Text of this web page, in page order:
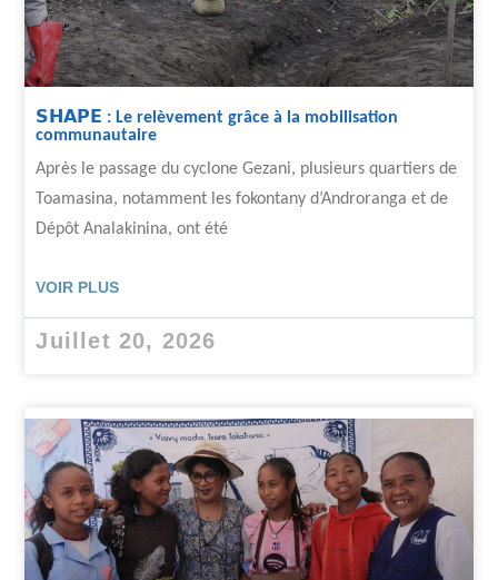
𝗦𝗛𝗔𝗣𝗘 : Le relèvement grâce à la mobilisation
communautaire
Après le passage du cyclone Gezani, plusieurs quartiers de
Toamasina, notamment les fokontany d’Androranga et de
Dépôt Analakinina, ont été
VOIR PLUS
Juillet 20, 2026